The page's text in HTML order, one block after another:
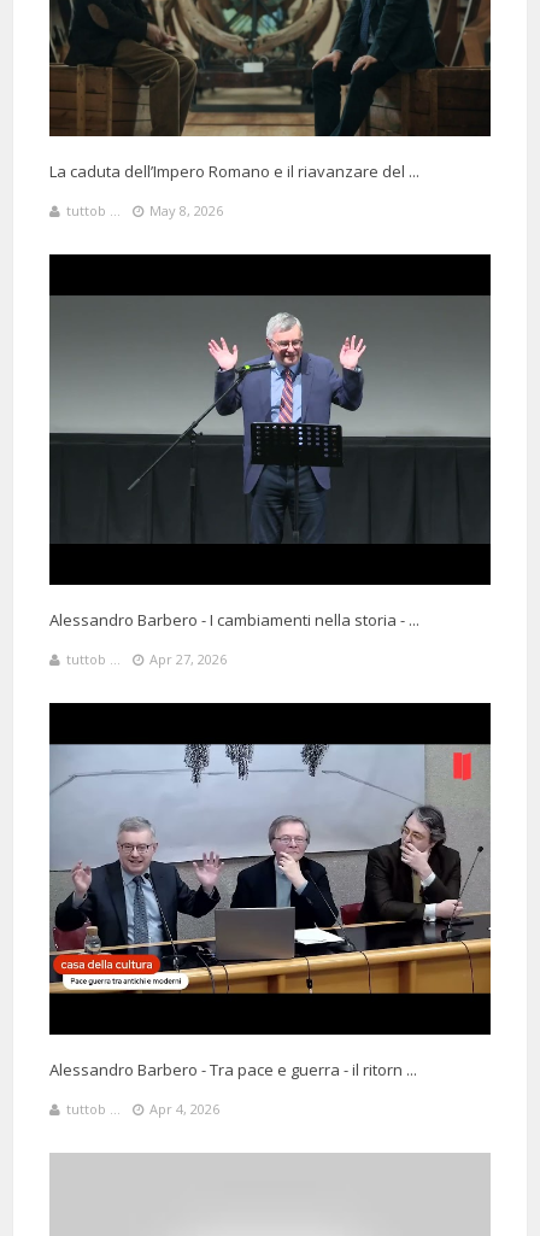
La caduta dell’Impero Romano e il riavanzare del ...
tuttob ... May 8, 2026
Alessandro Barbero - I cambiamenti nella storia - ...
tuttob ... Apr 27, 2026
Alessandro Barbero - Tra pace e guerra - il ritorn ...
tuttob ... Apr 4, 2026